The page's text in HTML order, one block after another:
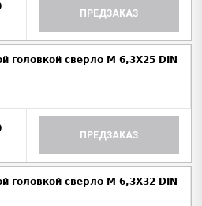
ПРЕДЗАКАЗ
головкой сверло М 6,3Х25 DIN
ПРЕДЗАКАЗ
головкой сверло М 6,3Х32 DIN